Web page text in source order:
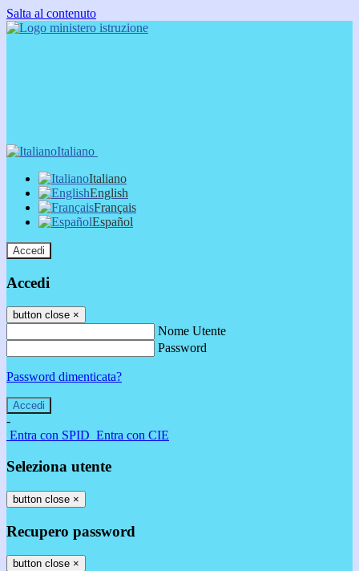
Salta al contenuto
Italiano
Italiano
English
Français
Español
Accedi
Accedi
button close ×
Nome Utente
Password
Password dimenticata?
-
Entra con SPID Entra con CIE
Seleziona utente
button close ×
Recupero password
button close ×